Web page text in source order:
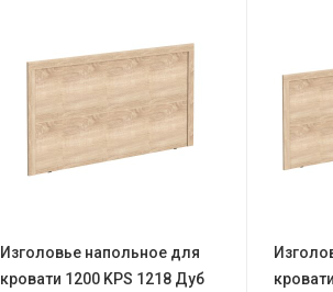
Изголовье напольное для
кровати 1200 KPS 1218 Дуб